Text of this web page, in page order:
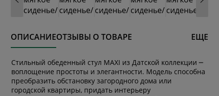
ОПИСАНИЕОТЗЫВЫ О ТОВАРЕ ЕЩЕ
Стильный обеденный стул MAXI из Датской коллекции ─
воплощение простоты и элегантности. Модель способна
преобразить обстановку загородного дома или
городской квартиры, придать интерьеру